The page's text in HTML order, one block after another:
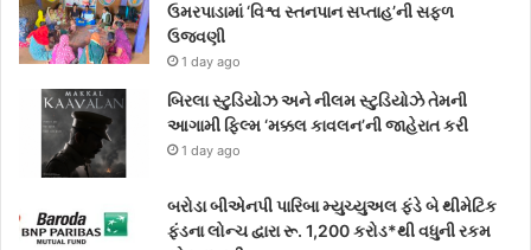
ઉમરપાડામાં ‘વિશ્વ સ્તનપાન સપ્તાહ’ની સફળ
ઉજવણી
1 day ago
બિરલા સ્ટુડિયોઝ અને નીલમ સ્ટુડિયોઝે તેમની
આગામી ફિલ્મ ‘મક્કલ કાવલન’ની જાહેરાત કરી
1 day ago
બરોડા બીએનપી પારિબા મ્યુચ્યુઅલ ફંડે બે થીમેટિક
ફંડના લોન્ચ દ્વારા રૂ. 1,200 કરોડ*થી વધુની રકમ